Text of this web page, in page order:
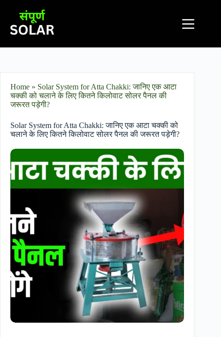
Home » Solar System for Atta Chakki: जानिए एक आटा
चक्की को चलाने के लिए कितने किलोवाट सोलर पैनल की
जरूरत पड़ेगी?
Solar System for Atta Chakki: जानिए एक आटा चक्की को
चलाने के लिए कितने किलोवाट सोलर पैनल की जरूरत पड़ेगी?